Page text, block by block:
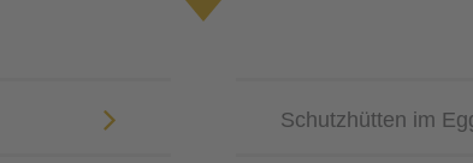
Schutzhütten im